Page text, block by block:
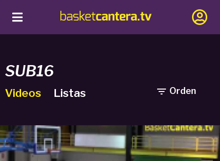
SUB16
 Orden
Videos Listas